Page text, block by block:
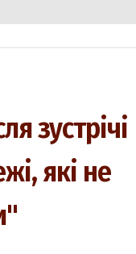
зустрічі
які не